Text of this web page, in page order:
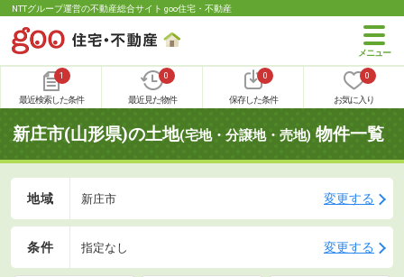
NTTグループ運営の不動産総合サイト goo住宅・不動産
1
最近検索した条件
0
最近見た物件
0
保存した条件
0
お気に入り
新庄市(山形県)の土地(宅地・分譲地・売地) 物件一覧
地域 新庄市 変更する
条件 指定なし 変更する